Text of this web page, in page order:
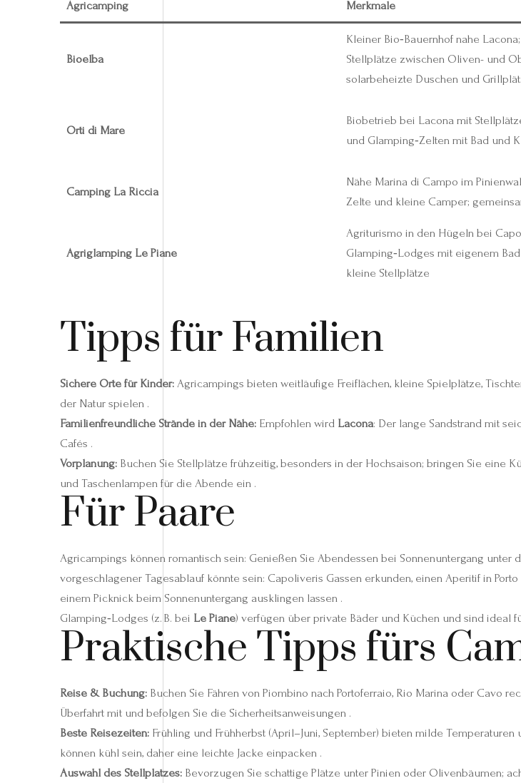
Agricamping Merkmale
Bioelba
Kleiner Bio‑Bauernhof nahe
Stellplätze zwischen Oliven- und
solarbeheizte Duschen und
Orti di Mare
Biobetrieb bei Lacona mit
und Glamping‑Zelten mit Bad und
Camping La Riccia
Nähe Marina di Campo im
Zelte und kleine Camper;
Agriglamping Le Piane
Agriturismo in den Hügeln bei
Glamping‑Lodges mit eigenem
kleine Stellplätze
Tipps für Familien
Sichere Orte für Kinder: Agricampings bieten weitläufige Freiflächen, kleine Spielplätze,
der Natur spielen .
Familienfreundliche Strände in der Nähe: Empfohlen wird Lacona: Der lange Sandstrand mit
Cafés .
Vorplanung: Buchen Sie Stellplätze frühzeitig, besonders in der Hochsaison; bringen Sie eine
und Taschenlampen für die Abende ein .
Für Paare
Agricampings können romantisch sein: Genießen Sie Abendessen bei Sonnenuntergang
vorgeschlagener Tagesablauf könnte sein: Capoliveris Gassen erkunden, einen Aperitif in
einem Picknick beim Sonnenuntergang ausklingen lassen .
Glamping‑Lodges (z. B. bei Le Piane) verfügen über private Bäder und Küchen und sind ideal
Praktische Tipps fürs
Reise & Buchung: Buchen Sie Fähren von Piombino nach Portoferraio, Rio Marina oder Cavo
Überfahrt mit und befolgen Sie die Sicherheitsanweisungen .
Beste Reisezeiten: Frühling und Frühherbst (April–Juni, September) bieten milde
können kühl sein, daher eine leichte Jacke einpacken .
Auswahl des Stellplatzes: Bevorzugen Sie schattige Plätze unter Pinien oder Olivenbäumen;